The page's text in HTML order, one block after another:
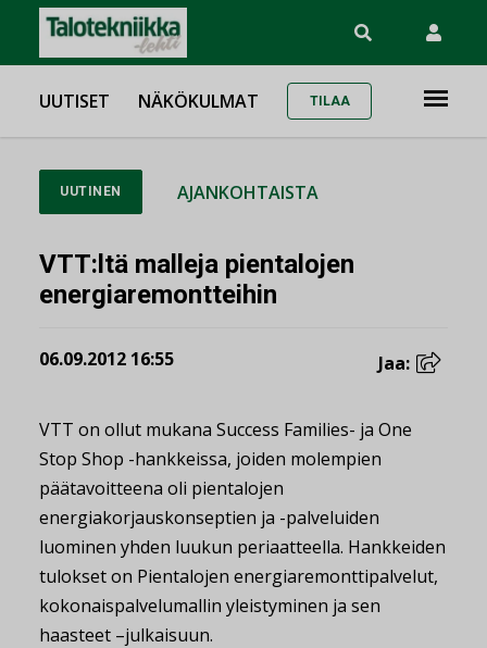
UUTISET NÄKÖKULMAT TILAA
UUTINEN AJANKOHTAISTA
VTT:ltä malleja pientalojen
energiaremontteihin
06.09.2012 16:55 Jaa:
VTT on ollut mukana Success Families- ja One
Stop Shop -hankkeissa, joiden molempien
päätavoitteena oli pientalojen
energiakorjauskonseptien ja -palveluiden
luominen yhden luukun periaatteella. Hankkeiden
tulokset on Pientalojen energiaremonttipalvelut,
kokonaispalvelumallin yleistyminen ja sen
haasteet –julkaisuun.